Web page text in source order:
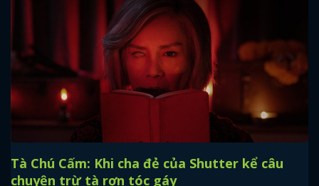
Tà Chú Cấm: Khi cha đẻ của Shutter kể câu
chuyện trừ tà rợn tóc gáy